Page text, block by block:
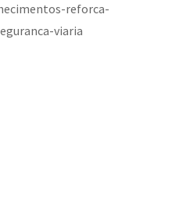
reforca-
viaria